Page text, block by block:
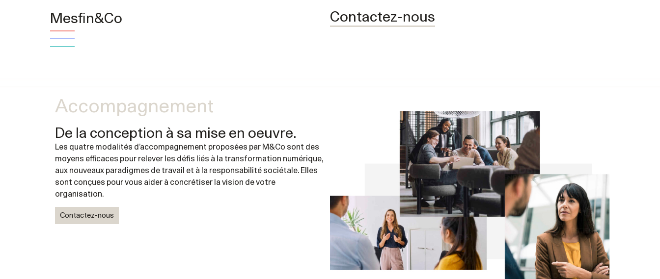
Mesfin&Co Contactez-nous
Accompagnement
De la conception à sa mise en oeuvre.
Les quatre modalités d’accompagnement proposées par M&Co sont des
moyens efficaces pour relever les défis liés à la transformation numérique,
aux nouveaux paradigmes de travail et à la responsabilité sociétale. Elles
sont conçues pour vous aider à concrétiser la vision de votre
organisation.
Contactez-nous